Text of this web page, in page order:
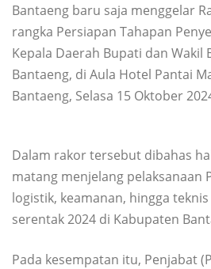
Bantaeng baru saja menggelar
rangka Persiapan Tahapan
Kepala Daerah Bupati dan Wakil
Bantaeng, di Aula Hotel Pantai
Bantaeng, Selasa 15 Oktober
Dalam rakor tersebut dibahas
matang menjelang pelaksanaan
logistik, keamanan, hingga
serentak 2024 di Kabupaten
Pada kesempatan itu, Penjabat